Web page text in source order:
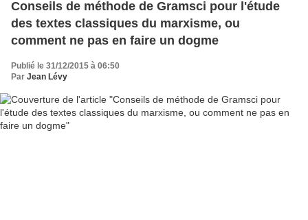
Conseils de méthode de Gramsci pour l'étude
des textes classiques du marxisme, ou
comment ne pas en faire un dogme
Publié le 31/12/2015 à 06:50
Par Jean Lévy